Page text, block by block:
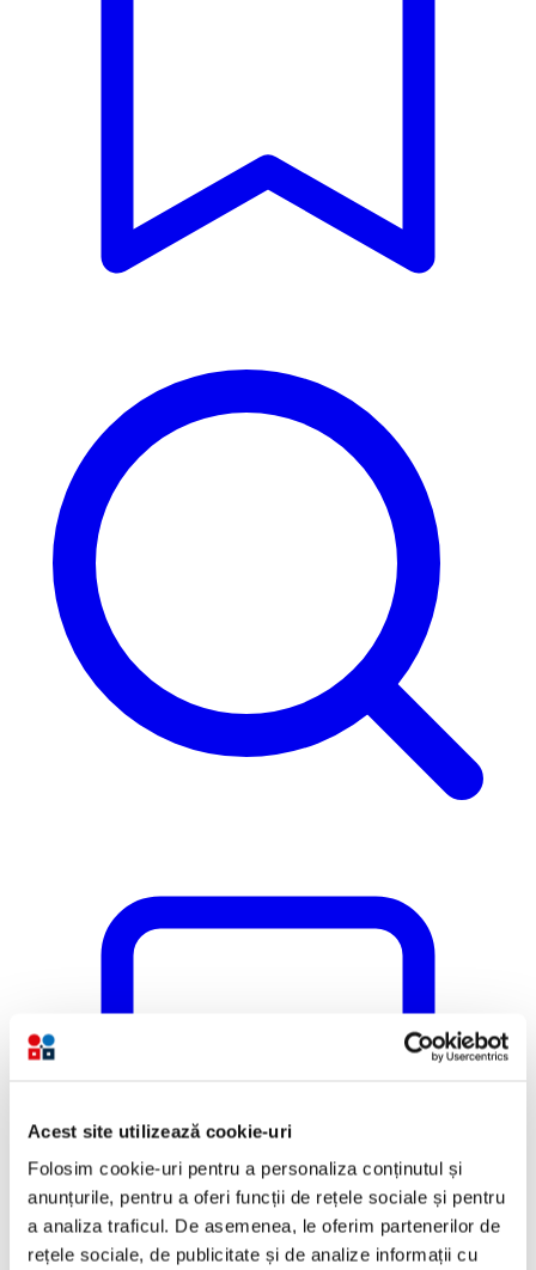
Acest site utilizează cookie-uri
Folosim cookie-uri pentru a personaliza conținutul și
anunțurile, pentru a oferi funcții de rețele sociale și pentru
a analiza traficul. De asemenea, le oferim partenerilor de
rețele sociale, de publicitate și de analize informații cu